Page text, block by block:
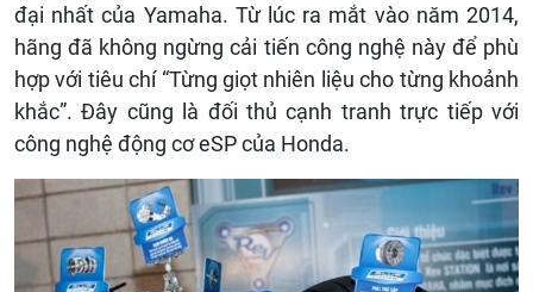
đại nhất của Yamaha. Từ lúc ra mắt vào năm 2014,
hãng đã không ngừng cải tiến công nghệ này để phù
hợp với tiêu chí “Từng giọt nhiên liệu cho từng khoảnh
khắc”. Đây cũng là đối thủ cạnh tranh trực tiếp với
công nghệ động cơ eSP của Honda.